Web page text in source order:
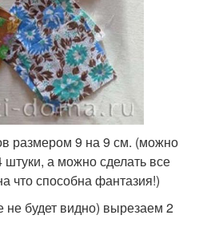
размером 9 на 9 см. (можно
штуки, а можно сделать все
что способна фантазия!)
не будет видно) вырезаем 2